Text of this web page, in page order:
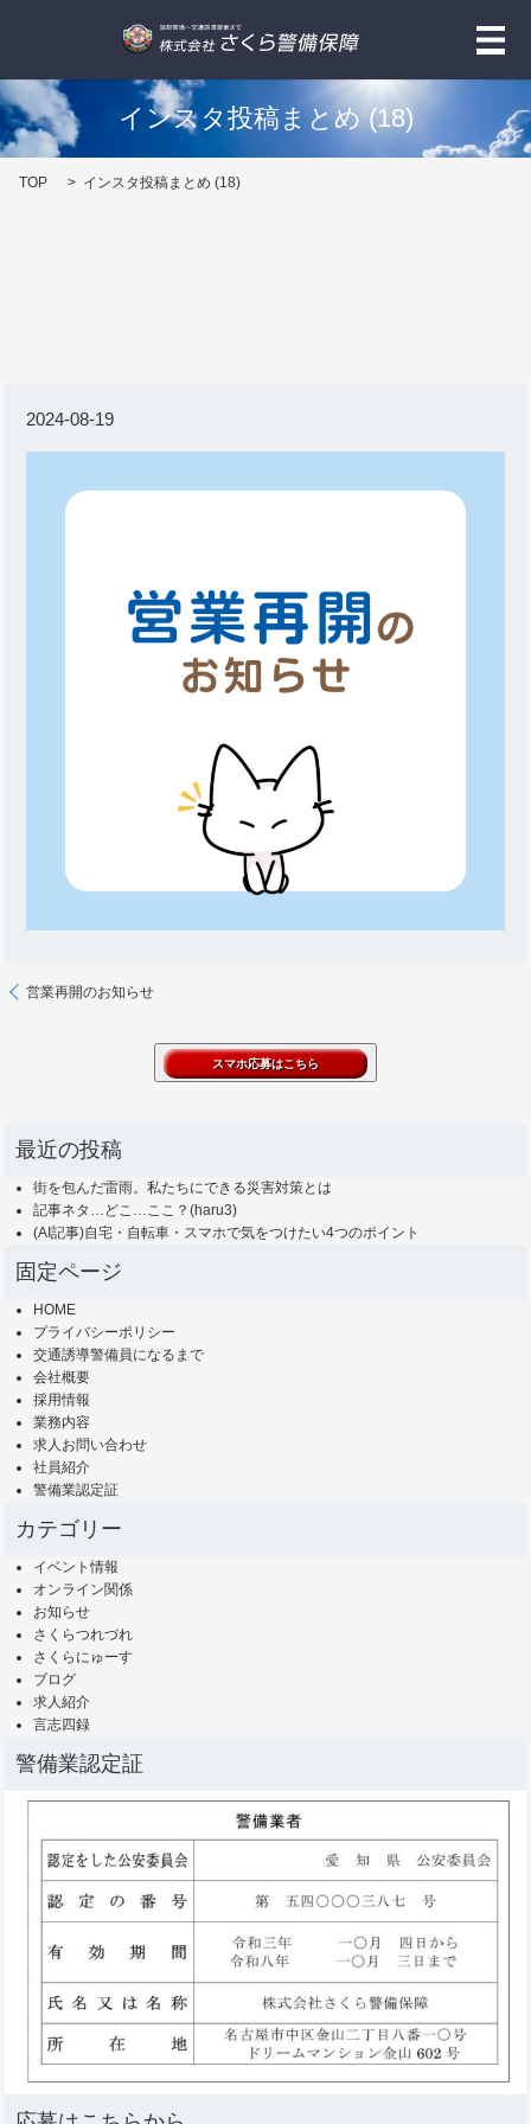
メ
インスタ投稿まとめ (18)
TOP インスタ投稿まとめ (18)
2024-08-19
営業再開のお知らせ
最近の投稿
街を包んだ雷雨。私たちにできる災害対策とは
記事ネタ…どこ…ここ？(haru3)
(AI記事)自宅・自転車・スマホで気をつけたい4つのポイント
固定ページ
HOME
プライバシーポリシー
交通誘導警備員になるまで
会社概要
採用情報
業務内容
求人お問い合わせ
社員紹介
警備業認定証
カテゴリー
イベント情報
オンライン関係
お知らせ
さくらつれづれ
さくらにゅーす
ブログ
求人紹介
言志四録
警備業認定証